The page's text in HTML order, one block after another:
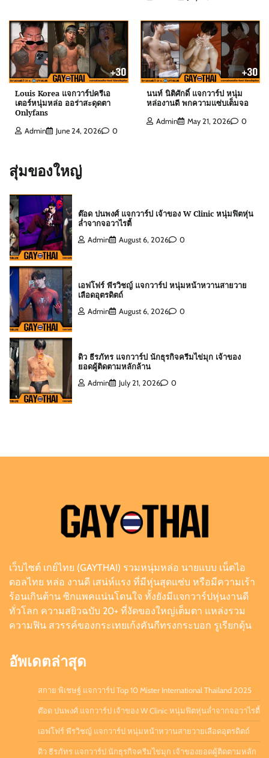
Louis Korea แจกวาร์ปครีเอ
เตอร์หนุ่มหล่อ ออร่าสะดุดตา
Onlyfans
Admin June 24, 2026 0
นนท์ นิติศักดิ์ แจกวาร์ป หนุ่ม
หล่องานดี พกความแซ่บเต็มจอ
Admin May 21, 2026 0
สุ่มของใหญ่
Admin August 6, 2026 0
ดิว ธีรภัทร แจกวาร์ป นักธุรกิจครีมไข่มุก เจ้าของ
ยอดผู้ติดตามหลักล้าน
Admin July 21, 2026 0
ต๊อด ปนพงศ์ แจกวาร์ป เจ้าของ W Clinic หนุ่มฟิตหุ่น
ล่ำจากจอวาไรตี้
Admin August 6, 2026 0
เอฟโฟร์ พีรวิชญ์ แจกวาร์ป หนุ่มหน้าหวานสายวาย
เลือดอุตรดิตถ์
Admin August 6, 2026 0
ดิว ธีรภัทร แจกวาร์ป นักธุรกิจครีมไข่มุก เจ้าของ
ยอดผู้ติดตามหลักล้าน
Admin July 21, 2026 0
Admin August 6, 2026 0
ล่ำจากจอวาไรตี้
Admin August 6, 2026 0
เอฟโฟร์ พีรวิชญ์ แจกวาร์ป หนุ่มหน้าหวานสายวาย
เลือดอุตรดิตถ์
Admin August 6, 2026 0
เว็บไซต์ เกย์ไทย (GAYTHAI) รวมหนุ่มหล่อ นายแบบ เน็ตไอ
ดอลไทย หล่อ งานดี เสน่ห์แรง ที่มีหุ่นสุดแซ่บ หรือมีความเร้า
ร้อนเกินต้าน ซิกแพคแน่นโดนใจ ทั้งยังมีแจกวาร์ปหุ่นงานดี
ทั่วโลก ความสยิวฉบับ 20+ ที่งัดของใหญ่เต็มตา แหล่งรวม
ความฟิน สวรรค์ของกระเทยเก้งคันกีทรงกระบอก รูเรียกดุ้น
อัพเดตล่าสุด
สกาย พิเชษฐ์ แจกวาร์ป Top 10 Mister International Thailand 2025
ต๊อด ปนพงศ์ แจกวาร์ป เจ้าของ W Clinic หนุ่มฟิตหุ่นล่ำจากจอวาไรตี้
เอฟโฟร์ พีรวิชญ์ แจกวาร์ป หนุ่มหน้าหวานสายวายเลือดอุตรดิตถ์
ดิว ธีรภัทร แจกวาร์ป นักธุรกิจครีมไข่มุก เจ้าของยอดผู้ติดตามหลัก